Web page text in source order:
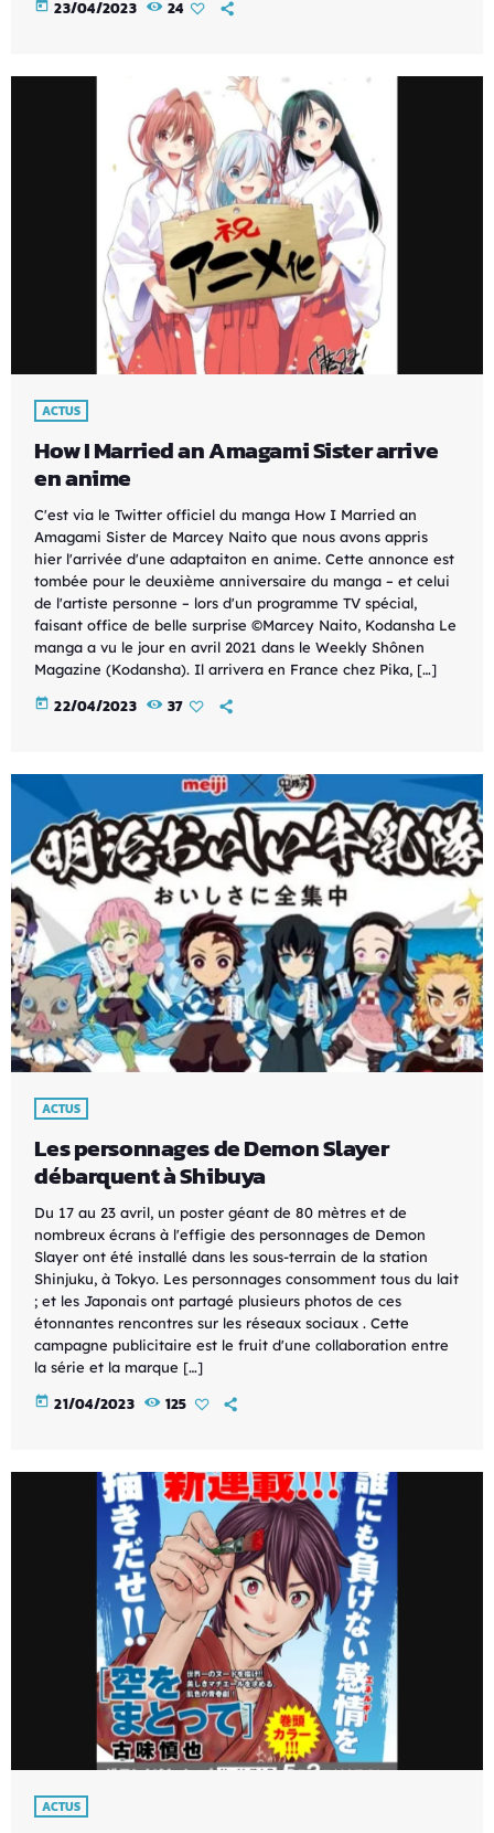
today 23/04/2023 24
ACTUS
How I Married an Amagami Sister arrive
en anime
C'est via le Twitter officiel du manga How I Married an
Amagami Sister de Marcey Naito que nous avons appris
hier l'arrivée d'une adaptaiton en anime. Cette annonce est
tombée pour le deuxième anniversaire du manga – et celui
de l'artiste personne – lors d'un programme TV spécial,
faisant office de belle surprise ©Marcey Naito, Kodansha Le
manga a vu le jour en avril 2021 dans le Weekly Shônen
Magazine (Kodansha). Il arrivera en France chez Pika, […]
today 22/04/2023 37
ACTUS
Les personnages de Demon Slayer
débarquent à Shibuya
Du 17 au 23 avril, un poster géant de 80 mètres et de
nombreux écrans à l'effigie des personnages de Demon
Slayer ont été installé dans les sous-terrain de la station
Shinjuku, à Tokyo. Les personnages consomment tous du lait
; et les Japonais ont partagé plusieurs photos de ces
étonnantes rencontres sur les réseaux sociaux . Cette
campagne publicitaire est le fruit d'une collaboration entre
la série et la marque […]
today 21/04/2023 125
ACTUS